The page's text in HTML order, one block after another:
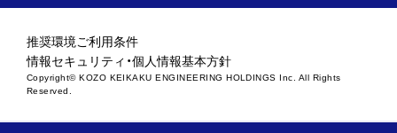
推奨環境ご利用条件
情報セキュリティ・個人情報基本方針
Copyright© KOZO KEIKAKU ENGINEERING HOLDINGS Inc. All Rights
Reserved.